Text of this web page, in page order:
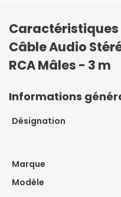
Caractéristiques
Câble Audio
RCA Mâles - 3 m
Informations
Désignation
Marque
Modèle